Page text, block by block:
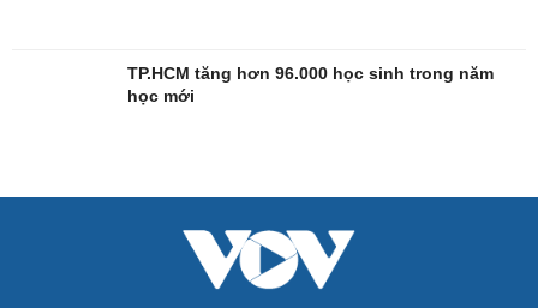
Săn Tour
check-in
TP.HCM tăng hơn 96.000 học sinh trong năm
học mới